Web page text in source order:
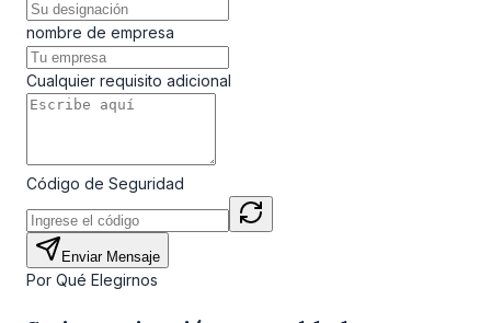
nombre de empresa
Cualquier requisito adicional
Código de Seguridad
Enviar Mensaje
Por Qué Elegirnos